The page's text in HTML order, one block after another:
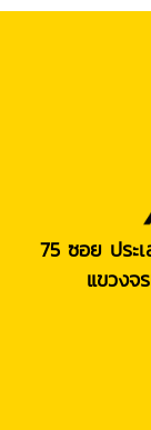
75 ซอย ประ
แขวงจ